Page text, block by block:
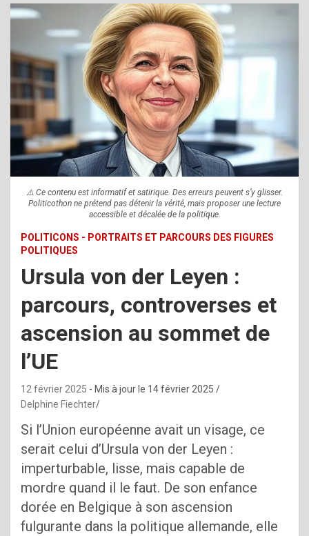
⚠️ Ce contenu est informatif et satirique. Des erreurs peuvent s’y glisser.
Politicothon ne prétend pas détenir la vérité, mais proposer une lecture
accessible et décalée de la politique.
POLITICONS - PORTRAITS ET PARCOURS DES FIGURES
POLITIQUES
Ursula von der Leyen :
parcours, controverses et
ascension au sommet de
l’UE
12 février 2025 - Mis à jour le 14 février 2025
Delphine Fiechter
Si l’Union européenne avait un visage, ce
serait celui d’Ursula von der Leyen :
imperturbable, lisse, mais capable de
mordre quand il le faut. De son enfance
dorée en Belgique à son ascension
fulgurante dans la politique allemande, elle